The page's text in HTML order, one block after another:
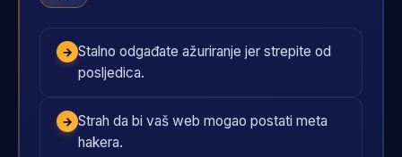
→ Stalno odgađate ažuriranje jer strepite od
posljedica.
→ Strah da bi vaš web mogao postati meta
hakera.